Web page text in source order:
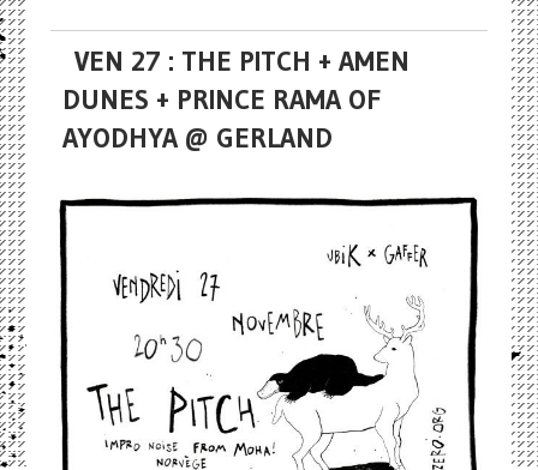
VEN 27 : THE PITCH + AMEN
DUNES + PRINCE RAMA OF
AYODHYA @ GERLAND